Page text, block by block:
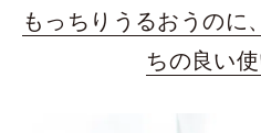
もっちりうるおうのに
ちの良い